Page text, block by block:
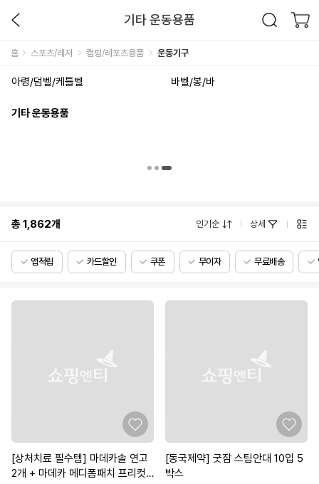
기타 운동용품
홈 스포츠/레저 캠핑/레포츠용품 운동기구
아령/덤벨/케틀벨 바벨/봉/바
기타 운동용품
총1,862개 인기순 상세
앱적립 카드할인 쿠폰 무이자 무료배송
[상처치료 필수템] 마데카솔 연고
2개 + 마데카 메디폼패치 프리컷
[동국제약] 굿잠 스팀안대 10입 5
박스